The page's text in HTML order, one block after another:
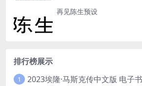
再见陈生预设
排行榜展示
1 2023埃隆·马斯克传中文版 电子